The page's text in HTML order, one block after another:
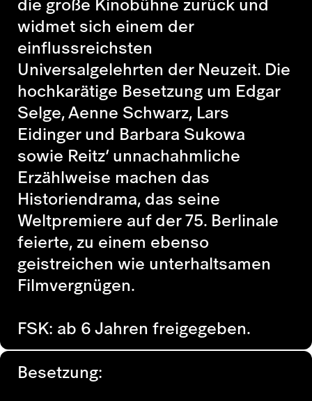
widmet sich einem der
einflussreichsten
Universalgelehrten der Neuzeit. Die
hochkarätige Besetzung um Edgar
Selge, Aenne Schwarz, Lars
Eidinger und Barbara Sukowa
sowie Reitz’ unnachahmliche
Erzählweise machen das
Historiendrama, das seine
Weltpremiere auf der 75. Berlinale
feierte, zu einem ebenso
geistreichen wie unterhaltsamen
Filmvergnügen.
FSK: ab 6 Jahren freigegeben.
Besetzung: